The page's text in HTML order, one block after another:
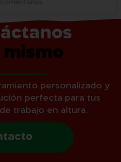
mismo
personalizado y
perfecta para tus
trabajo en altura.